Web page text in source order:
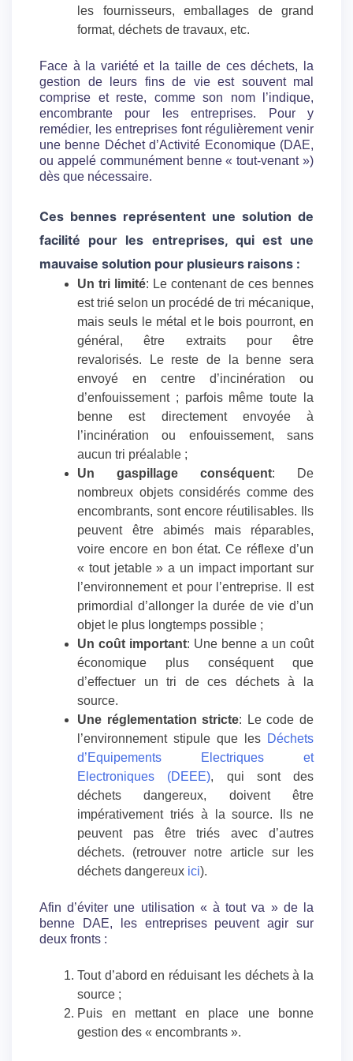
les fournisseurs, emballages de grand
format, déchets de travaux, etc.
Face à la variété et la taille de ces déchets, la
gestion de leurs fins de vie est souvent mal
comprise et reste, comme son nom l’indique,
encombrante pour les entreprises. Pour y
remédier, les entreprises font régulièrement venir
une benne Déchet d’Activité Economique (DAE,
ou appelé communément benne « tout-venant »)
dès que nécessaire.
Ces bennes représentent une solution de
facilité pour les entreprises, qui est une
mauvaise solution pour plusieurs raisons :
Un tri limité: Le contenant de ces bennes
est trié selon un procédé de tri mécanique,
mais seuls le métal et le bois pourront, en
général, être extraits pour être
revalorisés. Le reste de la benne sera
envoyé en centre d’incinération ou
d’enfouissement ; parfois même toute la
benne est directement envoyée à
l’incinération ou enfouissement, sans
aucun tri préalable ;
Un gaspillage conséquent: De
nombreux objets considérés comme des
encombrants, sont encore réutilisables. Ils
peuvent être abimés mais réparables,
voire encore en bon état. Ce réflexe d’un
« tout jetable » a un impact important sur
l’environnement et pour l’entreprise. Il est
primordial d’allonger la durée de vie d’un
objet le plus longtemps possible ;
Un coût important: Une benne a un coût
économique plus conséquent que
d’effectuer un tri de ces déchets à la
source.
Une réglementation stricte: Le code de
l’environnement stipule que les Déchets
d’Equipements Electriques et
Electroniques (DEEE), qui sont des
déchets dangereux, doivent être
impérativement triés à la source. Ils ne
peuvent pas être triés avec d’autres
déchets. (retrouver notre article sur les
déchets dangereux ici).
Afin d’éviter une utilisation « à tout va » de la
benne DAE, les entreprises peuvent agir sur
deux fronts :
Tout d’abord en réduisant les déchets à la
source ;
Puis en mettant en place une bonne
gestion des « encombrants ».